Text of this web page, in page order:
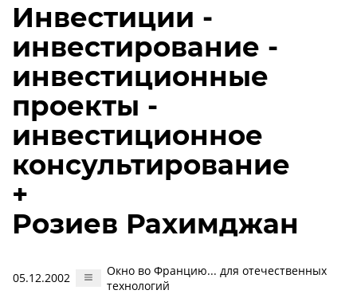
Инвестиции -
инвестирование -
инвестиционные
проекты -
инвестиционное
консультирование
+
Розиев Рахимджан
05.12.2002
Окно во Францию... для отечественных
технологий